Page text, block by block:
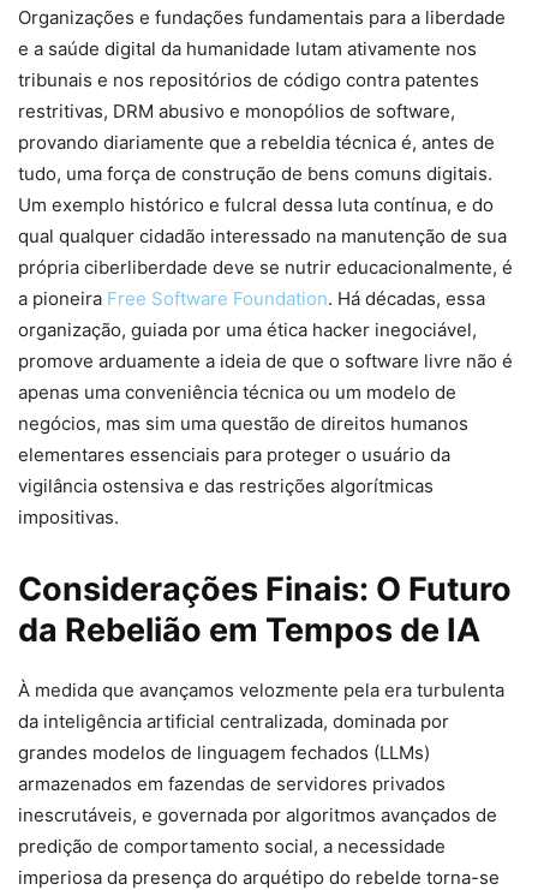
Organizações e fundações fundamentais para a liberdade
e a saúde digital da humanidade lutam ativamente nos
tribunais e nos repositórios de código contra patentes
restritivas, DRM abusivo e monopólios de software,
provando diariamente que a rebeldia técnica é, antes de
tudo, uma força de construção de bens comuns digitais.
Um exemplo histórico e fulcral dessa luta contínua, e do
qual qualquer cidadão interessado na manutenção de sua
própria ciberliberdade deve se nutrir educacionalmente, é
a pioneira Free Software Foundation. Há décadas, essa
organização, guiada por uma ética hacker inegociável,
promove arduamente a ideia de que o software livre não é
apenas uma conveniência técnica ou um modelo de
negócios, mas sim uma questão de direitos humanos
elementares essenciais para proteger o usuário da
vigilância ostensiva e das restrições algorítmicas
impositivas.
Considerações Finais: O Futuro
da Rebelião em Tempos de IA
À medida que avançamos velozmente pela era turbulenta
da inteligência artificial centralizada, dominada por
grandes modelos de linguagem fechados (LLMs)
armazenados em fazendas de servidores privados
inescrutáveis, e governada por algoritmos avançados de
predição de comportamento social, a necessidade
imperiosa da presença do arquétipo do rebelde torna-se